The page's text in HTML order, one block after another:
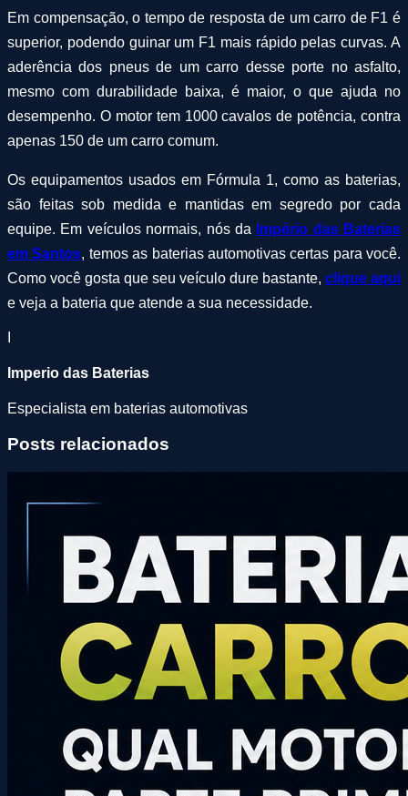
Em compensação, o tempo de resposta de um carro de F1 é
superior, podendo guinar um F1 mais rápido pelas curvas. A
aderência dos pneus de um carro desse porte no asfalto,
mesmo com durabilidade baixa, é maior, o que ajuda no
desempenho. O motor tem 1000 cavalos de potência, contra
apenas 150 de um carro comum.
Os equipamentos usados em Fórmula 1, como as baterias,
são feitas sob medida e mantidas em segredo por cada
equipe. Em veículos normais, nós da
Império das Baterias
em Santos, temos as baterias automotivas certas para você.
Como você gosta que seu veículo dure bastante, clique aqui
e veja a bateria que atende a sua necessidade.
Imperio das Baterias
Especialista em baterias automotivas
Posts relacionados